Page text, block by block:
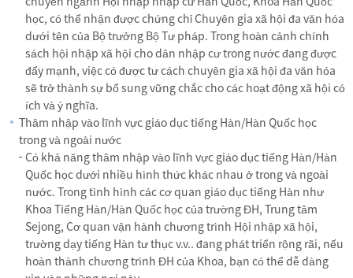
học, có thể nhận được chứng chỉ Chuyên gia xã hội đa văn hóa
dưới tên của Bộ trưởng Bộ Tư pháp. Trong hoàn cảnh chính
sách hội nhập xã hội cho dân nhập cư trong nước đang được
đẩy mạnh, việc có được tư cách chuyên gia xã hội đa văn hóa
sẽ trở thành sự bổ sung vững chắc cho các hoạt động xã hội có
ích và ý nghĩa.
Thâm nhập vào lĩnh vực giáo dục tiếng Hàn/Hàn Quốc học
trong và ngoài nước
Có khả năng thâm nhập vào lĩnh vực giáo dục tiếng Hàn/Hàn
Quốc học dưới nhiều hình thức khác nhau ở trong và ngoài
nước. Trong tình hình các cơ quan giáo dục tiếng Hàn như
Khoa Tiếng Hàn/Hàn Quốc học của trường ĐH, Trung tâm
Sejong, Cơ quan vận hành chương trình Hội nhập xã hội,
trường dạy tiếng Hàn tư thục v.v.. đang phát triển rộng rãi, nếu
hoàn thành chương trình ĐH của Khoa, bạn có thể dễ dàng